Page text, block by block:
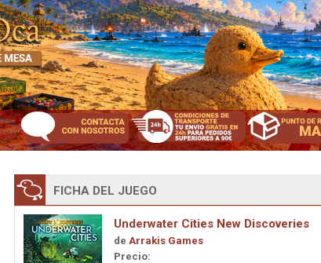
FICHA DEL JUEGO
Underwater Cities New Discoveries
de Arrakis Games
Precio: